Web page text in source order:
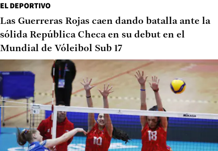
EL DEPORTIVO
Las Guerreras Rojas caen dando batalla ante la
sólida República Checa en su debut en el
Mundial de Vóleibol Sub 17